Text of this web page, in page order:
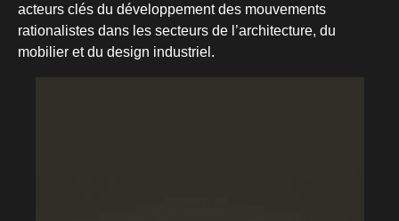
acteurs clés du développement des mouvements
rationalistes dans les secteurs de l’architecture, du
mobilier et du design industriel.